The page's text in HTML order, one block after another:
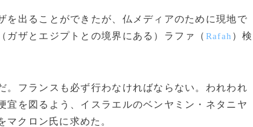
出ることができたが、仏メディアのために現地で
ザとエジプトとの境界にある）ラファ（ Rafah ）検
。フランスも必ず行わなければならない。われわれ
を図るよう、イスラエルのベンヤミン・ネタニヤ
マクロン氏に求めた。